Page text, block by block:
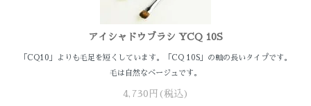
アイシャドウブラシ YCQ 10S
「CQ10」よりも毛足を短くしています。「CQ 10S」の軸の長いタイプです。
毛は自然なベージュです。
4,730円(税込)